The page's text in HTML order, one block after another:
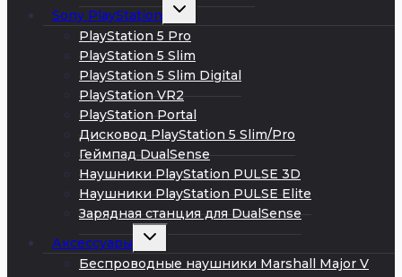
Sony PlayStation
Развернуть
меню
PlayStation 5 Pro
PlayStation 5 Slim
PlayStation 5 Slim Digital
PlayStation VR2
PlayStation Portal
Дисковод PlayStation 5 Slim/Pro
Геймпад DualSense
Наушники PlayStation PULSE 3D
Наушники PlayStation PULSE Elite
Зарядная станция для DualSense
Аксессуары
Развернуть
меню
Беспроводные наушники Marshall Major V